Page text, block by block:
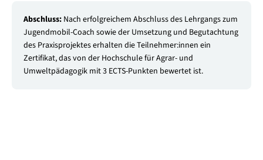
Abschluss:Nach erfolgreichem Abschluss des Lehrgangs zum
Jugendmobil-Coach sowie der Umsetzung und Begutachtung
des Praxisprojektes erhalten die Teilnehmer:innen ein
Zertifikat, das von der Hochschule für Agrar- und
Umweltpädagogik mit 3 ECTS-Punkten bewertet ist.